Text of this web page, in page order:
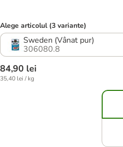
Alege articolul (3 variante)
Sweden (Vânat pur)
306080.8
84,90 lei
35,40 lei / kg